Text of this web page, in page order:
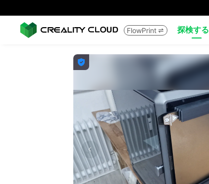
FlowPrint  探検する
